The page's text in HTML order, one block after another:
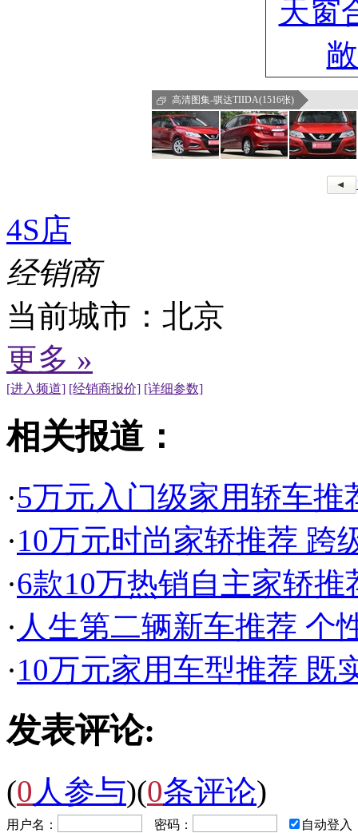
高清图集-骐达TIIDA(1516张)
4S店
经销商
当前城市： 北京
更多 »
[进入频道] [经销商报价] [详细参数]
相关报道：
·5万元入门级家用轿车推
·10万元时尚家轿推荐 跨
·6款10万热销自主家轿
· 人生第二辆新车推荐 个
·10万元家用车型推荐 既
发表评论:
(0 人参与)(0条评论)
用户名： 密码： 自动登入